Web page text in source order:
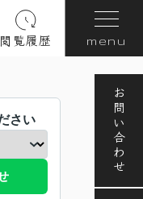
閲覧履歴 menu
お問い合わせ
さい